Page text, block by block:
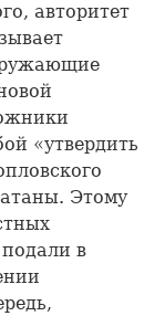
авторитет
«утвердить
Этому
в